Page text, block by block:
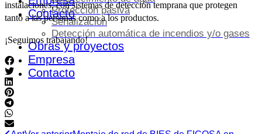
ContactoProtección pasiva
Señalización
Detección automática de incendios y/o gases
Obras y proyectos
Empresa
Contacto
instalaciones, con sistemas de detección temprana que protegen
tanto a las personas como a los productos.
¡Seguimos trabajando!